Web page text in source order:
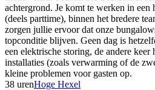
achtergrond. Je komt te werken in een
(deels parttime), binnen het bredere
zorgen jullie ervoor dat onze
topconditie blijven. Geen dag is
een elektrische storing, de andere
installaties (zoals verwarming of de
kleine problemen voor gasten op.
38 urenHoge Hexel